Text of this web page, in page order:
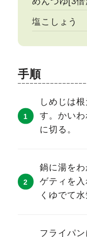
塩こしょう
手順
しめじは
す。かい
に切る。
鍋に湯を
ゲティを
くゆでて水
フライパ